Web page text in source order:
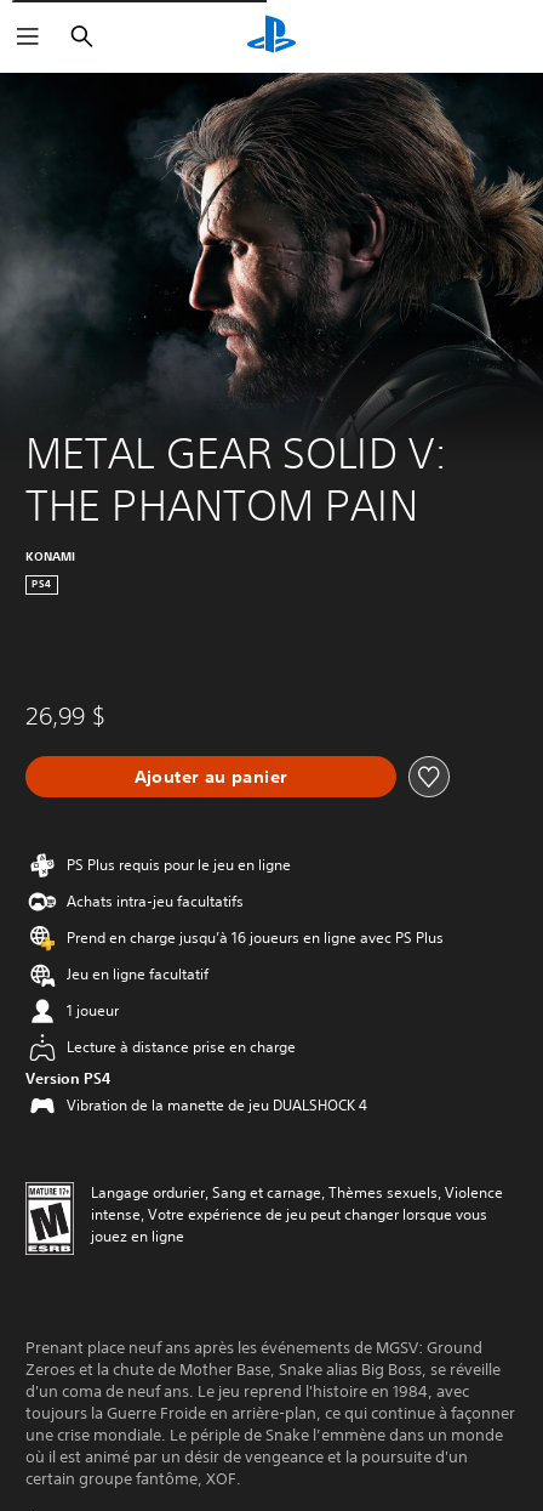
Rechercher
METAL GEAR SOLID V:
THE PHANTOM PAIN
KONAMI
PS4
26,99 $
Ajouter au panier
PS Plus requis pour le jeu en ligne
Achats intra-jeu facultatifs
Prend en charge jusqu’à 16 joueurs en ligne avec PS Plus
Jeu en ligne facultatif
1 joueur
Lecture à distance prise en charge
Version PS4
Vibration de la manette de jeu DUALSHOCK 4
Langage ordurier, Sang et carnage, Thèmes sexuels, Violence
intense, Votre expérience de jeu peut changer lorsque vous
jouez en ligne
Prenant place neuf ans après les événements de MGSV: Ground
Zeroes et la chute de Mother Base, Snake alias Big Boss, se réveille
d'un coma de neuf ans. Le jeu reprend l'histoire en 1984, avec
toujours la Guerre Froide en arrière-plan, ce qui continue à façonner
une crise mondiale. Le périple de Snake l’emmène dans un monde
où il est animé par un désir de vengeance et la poursuite d'un
certain groupe fantôme, XOF.